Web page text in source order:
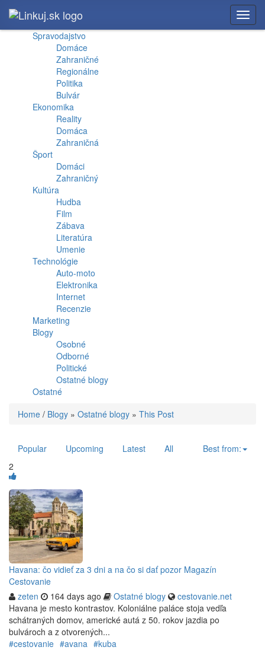
Spravodajstvo
Domáce
Zahraničné
Regionálne
Politika
Bulvár
Ekonomika
Reality
Domáca
Zahraničná
Šport
Domáci
Zahraničný
Kultúra
Hudba
Film
Zábava
Literatúra
Umenie
Technológie
Auto-moto
Elektronika
Internet
Recenzie
Marketing
Blogy
Osobné
Odborné
Politické
Ostatné blogy
Ostatné
Home / Blogy » Ostatné blogy » This Post
Popular Upcoming Latest All
Best from:
2
Havana: čo vidieť za 3 dni a na čo si dať pozor Magazín
Cestovanie
zeten
164 days ago Ostatné blogy
cestovanie.net
Havana je mesto kontrastov. Koloniálne paláce stoja vedľa
schátraných domov, americké autá z 50. rokov jazdia po
bulvároch a z otvorených...
#cestovanie #avana #kuba